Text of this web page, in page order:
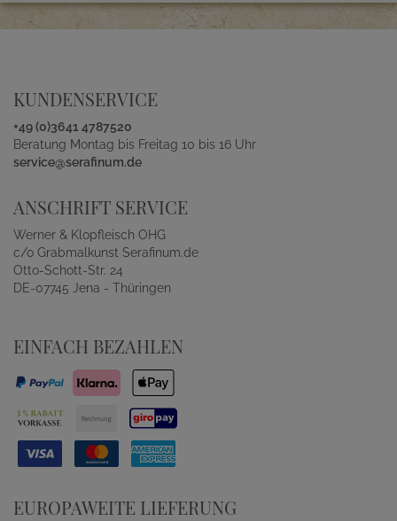
KUNDENSERVICE
+49 (0)3641 4787520
Beratung Montag bis Freitag 10 bis 16 Uhr
service@serafinum.de
ANSCHRIFT SERVICE
Werner & Klopfleisch OHG
c/o Grabmalkunst Serafinum.de
Otto-Schott-Str. 24
DE-07745 Jena - Thüringen
EINFACH BEZAHLEN
EUROPAWEITE LIEFERUNG